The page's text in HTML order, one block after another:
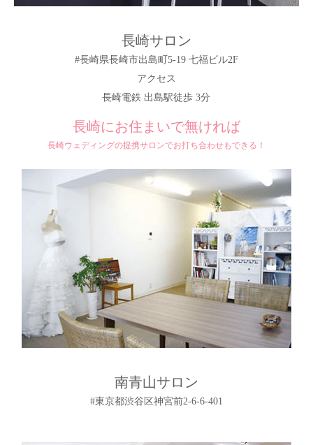
長崎サロン
#長崎県長崎市出島町5-19 七福ビル2F
アクセス
長崎電鉄 出島駅徒歩 3分
長崎にお住まいで無ければ
長崎ウェディングの提携サロンでお打ち合わせもできる！
南青山サロン
#東京都渋谷区神宮前2-6-6-401